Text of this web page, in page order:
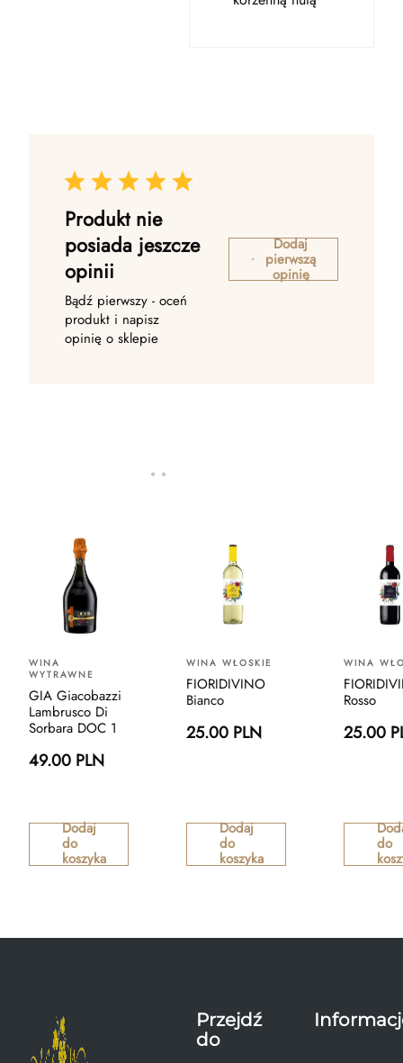
Produkt nie
posiada jeszcze
opinii
Bądź pierwszy - oceń
produkt i napisz
opinię o sklepie
Dodaj
pierwszą
opinię
WINA
WYTRAWNE
GIA Giacobazzi
Lambrusco Di
Sorbara DOC 1
49.00 PLN
Dodaj
do
koszyka
WINA WŁOSKIE
FIORIDIVINO
Bianco
25.00 PLN
Dodaj
do
koszyka
WINA
Rosso
25.00
do
Przejdź
do